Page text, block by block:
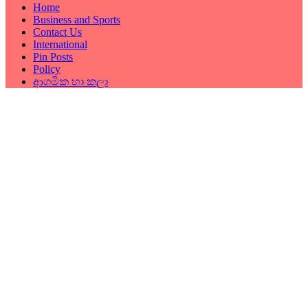
Home
Business and Sports
Contact Us
International
Pin Posts
Policy
ආගමික හා කලා